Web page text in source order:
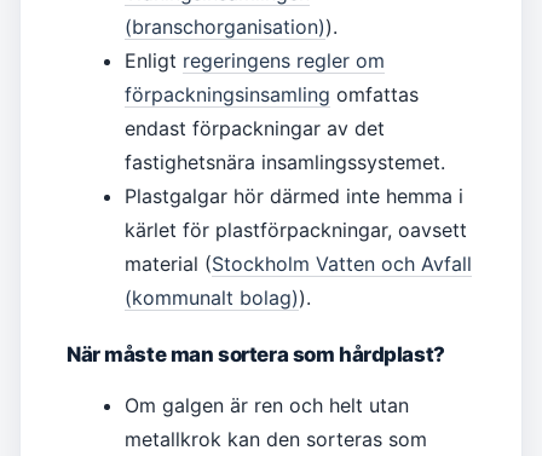
(branschorganisation)).
Enligt regeringens regler om
förpackningsinsamling omfattas
endast förpackningar av det
fastighetsnära insamlingssystemet.
Plastgalgar hör därmed inte hemma i
kärlet för plastförpackningar, oavsett
material (Stockholm Vatten och Avfall
(kommunalt bolag)).
När måste man sortera som hårdplast?
Om galgen är ren och helt utan
metallkrok kan den sorteras som